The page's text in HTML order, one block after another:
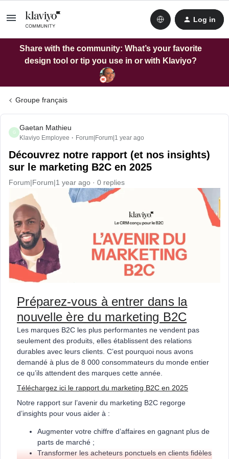
Log in
Share with the community: What’s your favorite
design tool or tip you use in or with Klaviyo?
Groupe français
G
Gaetan Mathieu
Klaviyo Employee Forum|Forum|1 year ago
Découvrez notre rapport (et nos insights)
sur le marketing B2C en 2025
Forum|Forum|1 year ago 0 replies
Préparez-vous à entrer dans la
nouvelle ère du marketing B2C
Les marques B2C les plus performantes ne vendent pas
seulement des produits, elles établissent des relations
durables avec leurs clients. C’est pourquoi nous avons
demandé à plus de 8 000 consommateurs du monde entier
ce qu’ils attendent des marques cette année.
Téléchargez ici le rapport du marketing B2C en 2025
Notre rapport sur l’avenir du marketing B2C regorge
d’insights pour vous aider à :
Augmenter votre chiffre d’affaires en gagnant plus de
parts de marché ;
Transformer les acheteurs ponctuels en clients fidèles